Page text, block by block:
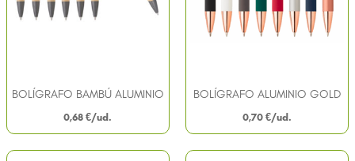
BOLÍGRAFO BAMBÚ ALUMINIO
0,68 €
BOLÍGRAFO ALUMINIO GOLD
0,70 €